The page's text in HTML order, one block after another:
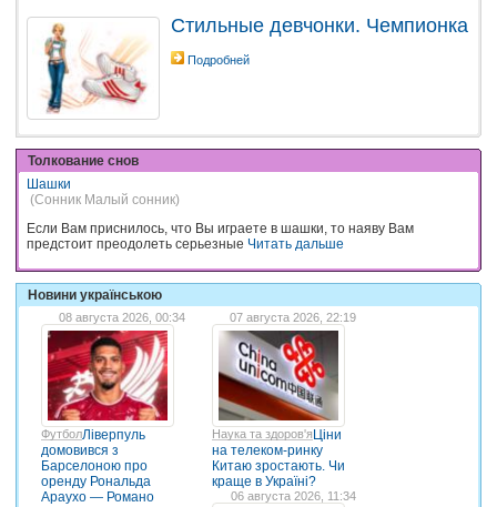
Стильные девчонки. Чемпионка
Подробней
Толкование снов
Шашки
(Сонник Малый сонник)
Если Вам приснилось, что Вы играете в шашки, то наяву Вам
предстоит преодолеть серьезные Читать дальше
Новини українською
08 августа 2026, 00:34
ФутболЛіверпуль
домовився з
Барселоною про
оренду Рональда
Араухо — Романо
07 августа 2026, 22:19
Наука та здоров'я Ціни
на телеком-ринку
Китаю зростають. Чи
краще в Україні?
06 августа 2026, 11:34